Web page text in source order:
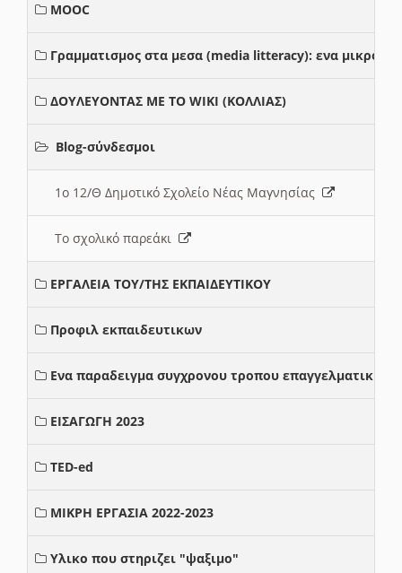
MOOC
Γραμματισμος στα μεσα (media litteracy): ενα μικρο
ΔΟΥΛΕΥΟΝΤΑΣ ΜΕ ΤΟ WIKI (ΚΟΛΛΙΑΣ)
Blog-σύνδεσμοι
1ο 12/Θ Δημοτικό Σχολείο Νέας Μαγνησίας
Το σχολικό παρεάκι
ΕΡΓΑΛΕΙΑ ΤΟΥ/ΤΗΣ ΕΚΠΑΙΔΕΥΤΙΚΟΥ
Προφιλ εκπαιδευτικων
Ενα παραδειγμα συγχρονου τροπου επαγγελματικης
ΕΙΣΑΓΩΓΗ 2023
TED-ed
ΜΙΚΡΗ ΕΡΓΑΣΙΑ 2022-2023
Υλικο που στηριζει "ψαξιμο"